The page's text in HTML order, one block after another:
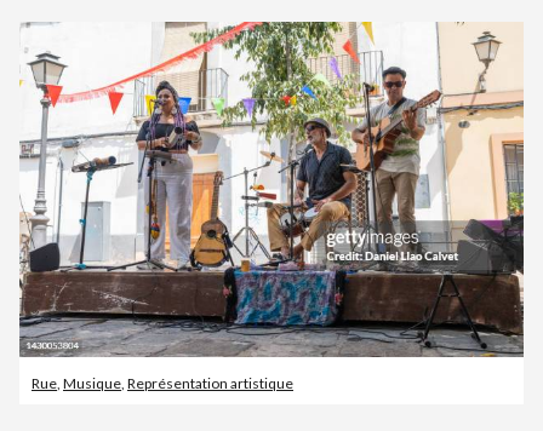
Rue, Musique, Représentation artistique